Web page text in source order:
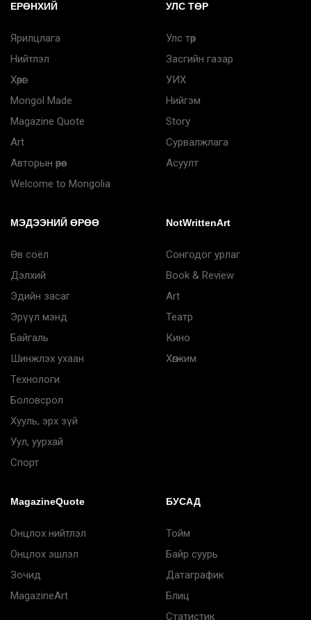
ЕРӨНХИЙ
Ярилцлага
Нийтлэл
Хөрөг
Mongol Made
Magazine Quote
Art
Авторын өрөө
Welcome to Mongolia
УЛС ТӨР
Улс төр
Засгийн газар
УИХ
Нийгэм
Story
Сурвалжлага
Асуулт
МЭДЭЭНИЙ ӨРӨӨ
Өв соёл
Дэлхий
Эдийн засаг
Эрүүл мэнд
Байгаль
Шинжлэх ухаан
Технологи
Боловсрол
Хууль, эрх зүй
Уул, уурхай
Спорт
NotWrittenArt
Сонгодог урлаг
Book & Review
Art
Театр
Кино
Хөгжим
MagazineQuote
Онцлох нийтлэл
Онцлох эшлэл
Зочид
MagazineArt
БУСАД
Тойм
Байр суурь
Датаграфик
Блиц
Статистик